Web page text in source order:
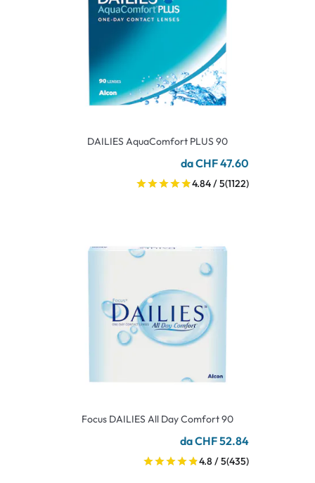
DAILIES AquaComfort PLUS 90
da CHF 47.60
4.84 / 5(1122)
Focus DAILIES All Day Comfort 90
da CHF 52.84
4.8 / 5(435)